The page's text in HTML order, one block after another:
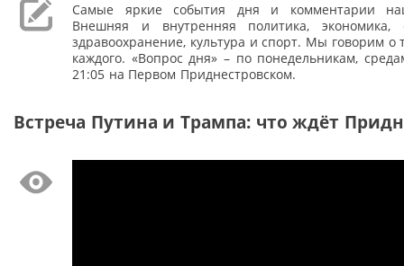
Самые яркие события дня и комментарии
Внешняя и внутренняя политика, экономика,
здравоохранение, культура и спорт. Мы говорим о
каждого. «Вопрос дня» – по понедельникам,
21:05 на Первом Приднестровском.
Встреча Путина и Трампа: что ждёт